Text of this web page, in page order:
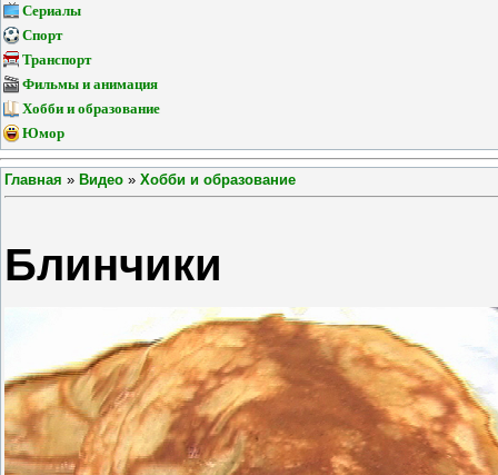
Сериалы
Спорт
Транспорт
Фильмы и анимация
Хобби и образование
Юмор
Главная » Видео » Хобби и образование
Блинчики